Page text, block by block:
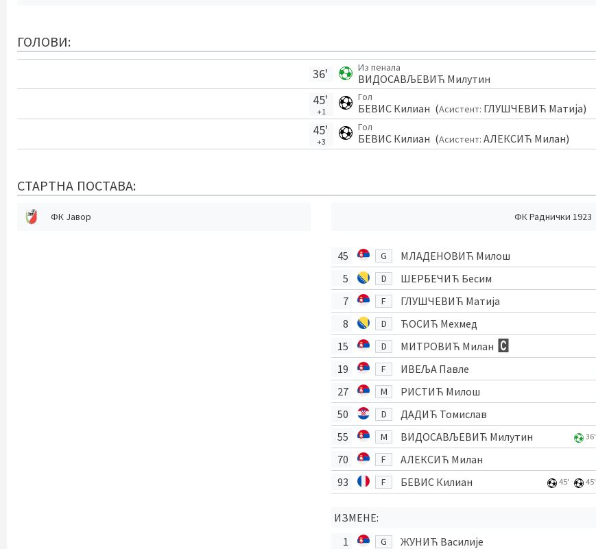
ГОЛОВИ:
36' Из пенала
ВИДОСАВЉЕВИЋ Милутин
45'
+1
Гол
БЕВИС Килиан (Асистент: ГЛУШЧЕВИЋ Матија)
45'
+3
Гол
БЕВИС Килиан (Асистент: АЛЕКСИЋ Милан)
СТАРТНА ПОСТАВА:
ФК Јавор ФК Раднички 1923
45 G
МЛАДЕНОВИЋ Милош
5
D
ШЕРБЕЧИЋ Бесим
7
F ГЛУШЧЕВИЋ Матија
8 D
ЋОСИЋ Мехмед
15
D
МИТРОВИЋ Милан
19
F ИВЕЉА Павле
27 M РИСТИЋ Милош
50 D
ДАДИЋ Томислав
55
M ВИДОСАВЉЕВИЋ Милутин 36'
70 F АЛЕКСИЋ Милан
93 F БЕВИС Килиан 45' 45'
ИЗМЕНЕ:
1
G
ЖУНИЋ Василије